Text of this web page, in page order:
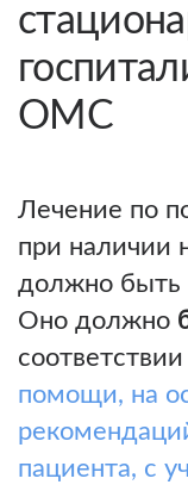
ОМС
Лечение по
при наличии
должно быть
Оно должно
соответствии
помощи, на
пациента, с